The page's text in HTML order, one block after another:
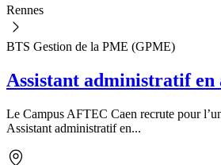
Rennes
BTS Gestion de la PME (GPME)
Assistant administratif
Le Campus AFTEC Caen recrute pour
Assistant administratif en...